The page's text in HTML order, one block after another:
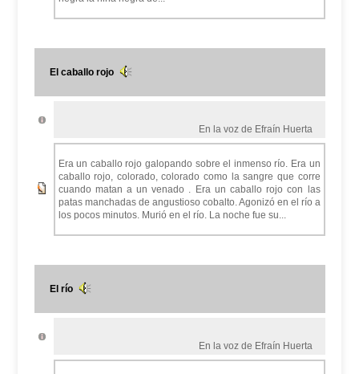
El caballo rojo
En la voz de Efraín Huerta
Era un caballo rojo galopando sobre el inmenso río. Era un
caballo rojo, colorado, colorado como la sangre que corre
cuando matan a un venado . Era un caballo rojo con las
patas manchadas de angustioso cobalto. Agonizó en el río a
los pocos minutos. Murió en el río. La noche fue su...
El río
En la voz de Efraín Huerta